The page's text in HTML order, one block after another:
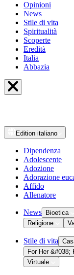
Opinioni
News
Stile di vita
Spiritualità
Scoperte
Eredità
Italia
Abbazia
Edition italiano
Dipendenza
Adolescente
Adozione
Adorazione
Affido
Allenatore
News Bioetica
Religione
Stile di vita
For Her &#038;
Virtuale